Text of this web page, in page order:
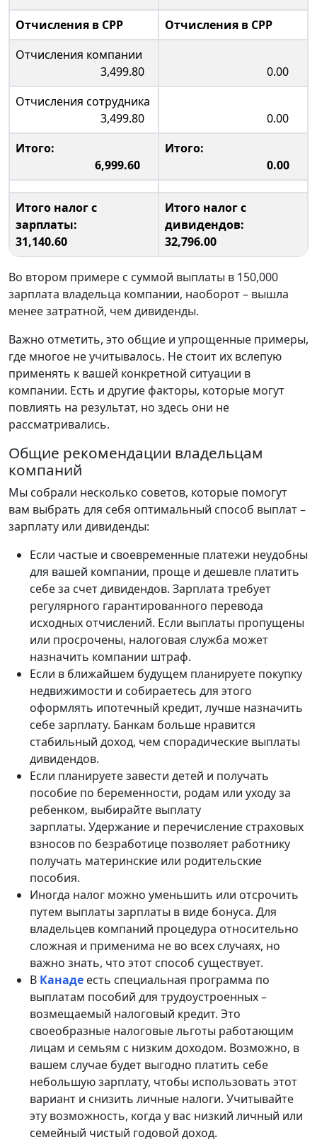
Отчисления в CPP
Отчисления в CPP
Отчисления компании
3,499.80
0.00
Отчисления сотрудника
3,499.80
0.00
Итого:
6,999.60
Итого:
0.00
Итого налог с
зарплаты:
31,140.60
Итого налог с
дивидендов:
32,796.00
Во втором примере с суммой выплаты в 150,000
зарплата владельца компании, наоборот – вышла
менее затратной, чем дивиденды.
Важно отметить, это общие и упрощенные примеры,
где многое не учитывалось. Не стоит их вслепую
применять к вашей конкретной ситуации в
компании. Есть и другие факторы, которые могут
повлиять на результат, но здесь они не
рассматривались.
Общие рекомендации владельцам
компаний
Мы собрали несколько советов, которые помогут
вам выбрать для себя оптимальный способ выплат –
зарплату или дивиденды:
Если частые и своевременные платежи неудобны
для вашей компании, проще и дешевле платить
себе за счет дивидендов. Зарплата требует
регулярного гарантированного перевода
исходных отчислений. Если выплаты пропущены
или просрочены, налоговая служба может
назначить компании штраф.
Если в ближайшем будущем планируете покупку
недвижимости и собираетесь для этого
оформлять ипотечный кредит, лучше назначить
себе зарплату. Банкам больше нравится
стабильный доход, чем спорадические выплаты
дивидендов.
Если планируете завести детей и получать
пособие по беременности, родам или уходу за
ребенком, выбирайте выплату
зарплаты. Удержание и перечисление страховых
взносов по безработице позволяет работнику
получать материнские или родительские
пособия.
Иногда налог можно уменьшить или отсрочить
путем выплаты зарплаты в виде бонуса. Для
владельцев компаний процедура относительно
сложная и применима не во всех случаях, но
важно знать, что этот способ существует.
В Канаде есть специальная программа по
выплатам пособий для трудоустроенных –
возмещаемый налоговый кредит. Это
своеобразные налоговые льготы работающим
лицам и семьям с низким доходом. Возможно, в
вашем случае будет выгодно платить себе
небольшую зарплату, чтобы использовать этот
вариант и снизить личные налоги. Учитывайте
эту возможность, когда у вас низкий личный или
семейный чистый годовой доход.